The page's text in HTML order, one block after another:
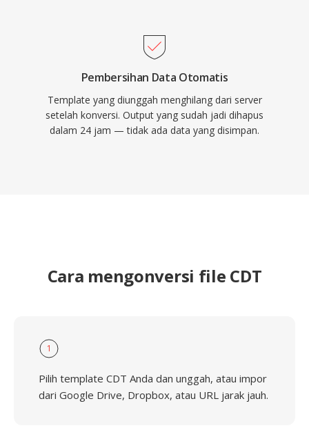
Pembersihan Data Otomatis
Template yang diunggah menghilang dari server
setelah konversi. Output yang sudah jadi dihapus
dalam 24 jam — tidak ada data yang disimpan.
Cara mengonversi file CDT
1
Pilih template CDT Anda dan unggah, atau impor
dari Google Drive, Dropbox, atau URL jarak jauh.